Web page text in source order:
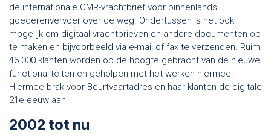
de internationale CMR-vrachtbrief voor binnenlands
goederenvervoer over de weg. Ondertussen is het ook
mogelijk om digitaal vrachtbrieven en andere documenten op
te maken en bijvoorbeeld via e-mail of fax te verzenden. Ruim
46.000 klanten worden op de hoogte gebracht van de nieuwe
functionaliteiten en geholpen met het werken hiermee.
Hiermee brak voor Beurtvaartadres en haar klanten de digitale
21e eeuw aan.
2002 tot nu